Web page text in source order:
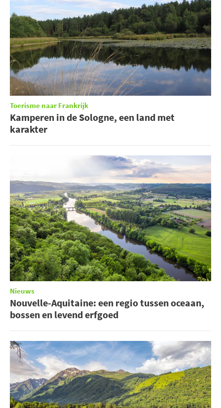
Toerisme naar Frankrijk
Kamperen in de Sologne, een land met
karakter
Nieuws
Nouvelle-Aquitaine: een regio tussen oceaan,
bossen en levend erfgoed